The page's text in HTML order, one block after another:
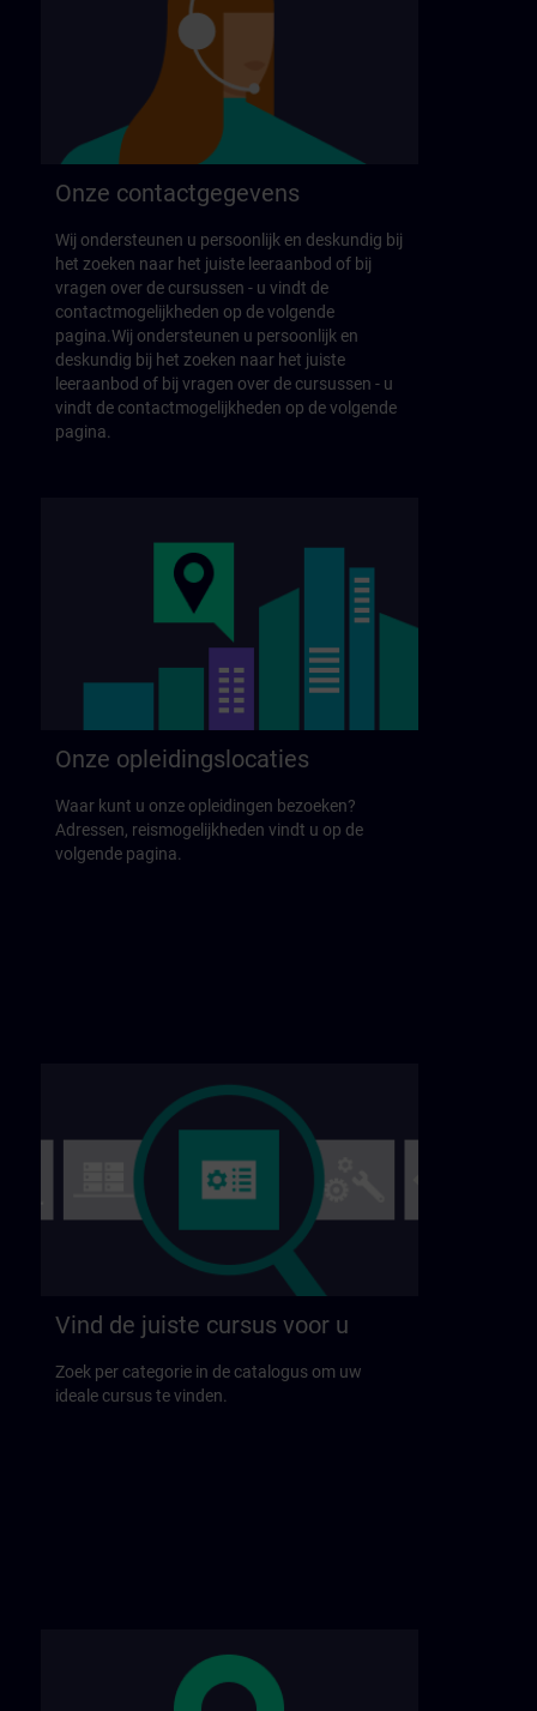
Onze contactgegevens
Wij ondersteunen u persoonlijk en deskundig bij
het zoeken naar het juiste leeraanbod of bij
vragen over de cursussen - u vindt de
contactmogelijkheden op de volgende
pagina.Wij ondersteunen u persoonlijk en
deskundig bij het zoeken naar het juiste
leeraanbod of bij vragen over de cursussen - u
vindt de contactmogelijkheden op de volgende
pagina.
Onze opleidingslocaties
Waar kunt u onze opleidingen bezoeken?
Adressen, reismogelijkheden vindt u op de
volgende pagina.
Vind de juiste cursus voor u
Zoek per categorie in de catalogus om uw
ideale cursus te vinden.